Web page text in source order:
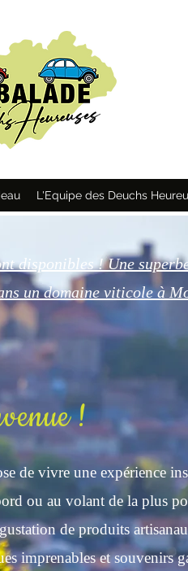
L'Equipe des Deuchs
disponibles ! Une
un domaine viticole à
!
de vivre une expérience
ou au volant de la plus
de produits
imprenables et souvenirs